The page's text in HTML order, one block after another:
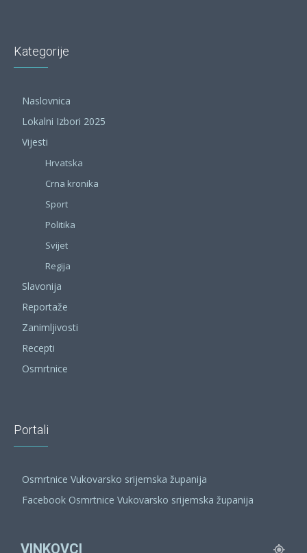
Kategorije
Naslovnica
Lokalni Izbori 2025
Vijesti
Hrvatska
Crna kronika
Sport
Politika
Svijet
Regija
Slavonija
Reportaže
Zanimljivosti
Recepti
Osmrtnice
Portali
Osmrtnice Vukovarsko srijemska županija
Facebook Osmrtnice Vukovarsko srijemska županija
VINKOVCI